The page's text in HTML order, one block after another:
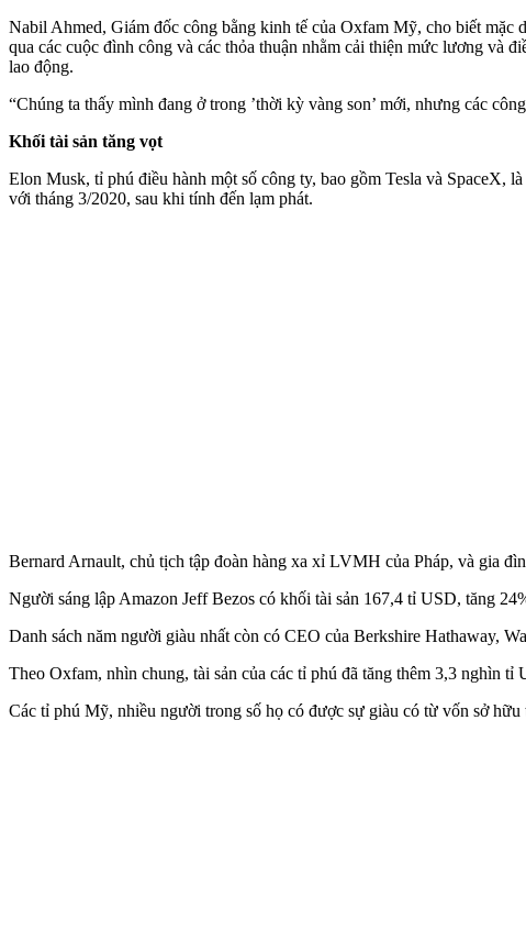
Nabil Ahmed, Giám đốc công bằng kinh tế của Oxfam Mỹ, cho biết mặc
qua các cuộc đình công và các thỏa thuận nhằm cải thiện mức lương và
lao động.
“Chúng ta thấy mình đang ở trong ’thời kỳ vàng son’ mới, nhưng các
Khối tài sản tăng vọt
Elon Musk, tỉ phú điều hành một số công ty, bao gồm Tesla và SpaceX,
với tháng 3/2020, sau khi tính đến lạm phát.
Bernard Arnault, chủ tịch tập đoàn hàng xa xỉ LVMH của Pháp, và gia
Người sáng lập Amazon Jeff Bezos có khối tài sản 167,4 tỉ USD, tăng
Danh sách năm người giàu nhất còn có CEO của Berkshire Hathaway,
Theo Oxfam, nhìn chung, tài sản của các tỉ phú đã tăng thêm 3,3 nghìn
Các tỉ phú Mỹ, nhiều người trong số họ có được sự giàu có từ vốn sở